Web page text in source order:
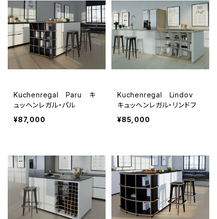
シューレガル
キッチン棚
キュッヘンレガル
キッチンシェルフ
バスルームの棚
テレビの壁
Kuchenregal Paru キ
ュッヘンレガル・パル
¥87,000
Kuchenregal Lindov
キュッヘンレガル・リンドフ
¥85,000